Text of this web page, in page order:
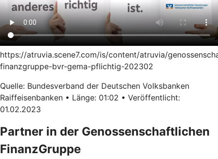
https://atruvia.scene7.com/is/content/atruvia/
finanzgruppe-bvr-gema-pflichtig-202302
Quelle: Bundesverband der Deutschen Volksbanken
Raiffeisenbanken • Länge: 01:02 • Veröffentlicht:
01.02.2023
Partner in der Genossenschaftlichen
FinanzGruppe